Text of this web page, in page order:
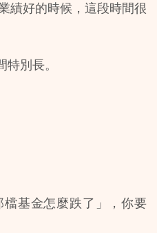
績好的時候，這段時間很
別長。
基金怎麼跌了」，你要